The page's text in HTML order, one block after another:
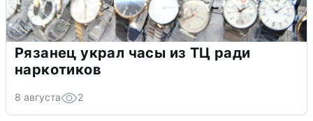
Рязанец украл часы из ТЦ ради
наркотиков
8 августа 2